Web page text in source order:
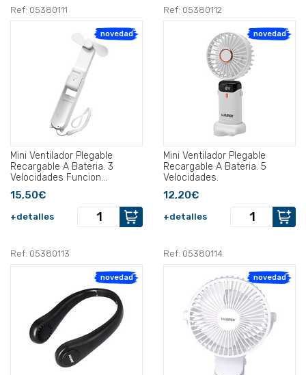
Ref: 05380111
novedad
Mini Ventilador Plegable
Recargable A Bateria. 3
Velocidades Funcion
Powerbank.
15,50€
+detalles
Ref: 05380112
novedad
Mini Ventilador Plegable
Recargable A Bateria. 5
Velocidades.
12,20€
+detalles
Ref: 05380113
novedad
Ref: 05380114
novedad